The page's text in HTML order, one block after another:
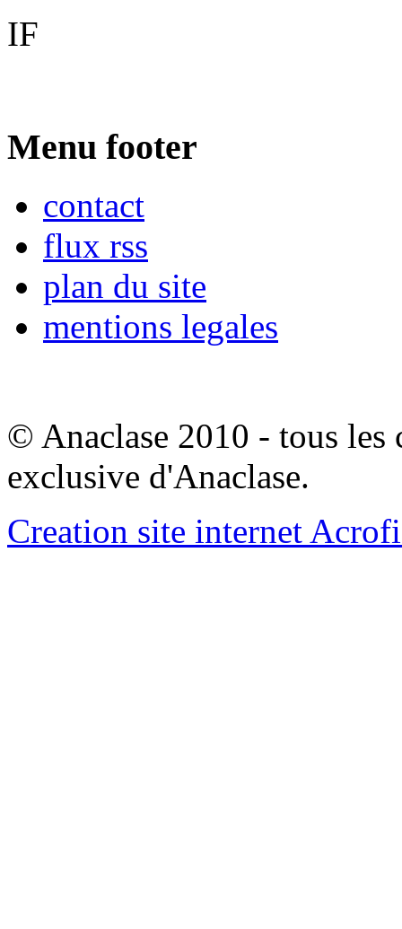
IF
Menu footer
contact
flux rss
plan du site
mentions legales
© Anaclase 2010 - tous les
exclusive d'Anaclase.
Creation site internet